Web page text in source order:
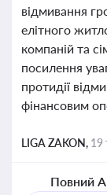
відмивання
елітного
компаній та
посилення
протидії
фінансовим
LIGA ZAKON, 19
Повний